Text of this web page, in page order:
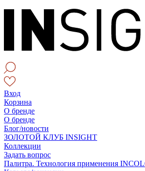
Вход
Корзина
О бренде
О бренде
Блог/новости
ЗОЛОТОЙ КЛУБ INSIGHT
Коллекции
Задать вопрос
Палитра. Технология применения